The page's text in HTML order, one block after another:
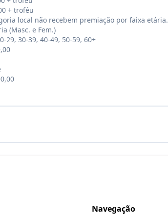
+ troféu
local não recebem premiação por faixa etária.
(Masc. e Fem.)
29, 30-39, 40-49, 50-59, 60+
Navegação